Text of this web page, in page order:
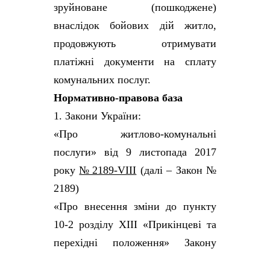
зруйноване (пошкоджене)
внаслідок бойових дій житло,
продовжують отримувати
платіжні документи на сплату
комунальних послуг.
Нормативно-правова база
1. Закони України:
«Про житлово-комунальні
послуги» від 9 листопада 2017
року№ 2189-VIII (далі – Закон №
2189)
«Про внесення зміни до пункту
10-2 розділу XIII «Прикінцеві та
перехідні положення» Закону